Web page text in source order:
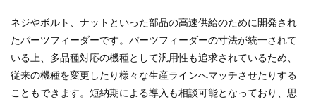
ネジやボルト、ナットといった部品の高速供給のために開発され
たパーツフィーダーです。パーツフィーダーの寸法が統一されて
いる上、多品種対応の機種として汎用性も追求されているため、
従来の機種を変更したり様々な生産ラインへマッチさせたりする
こともできます。短納期による導入も相談可能となっており、思